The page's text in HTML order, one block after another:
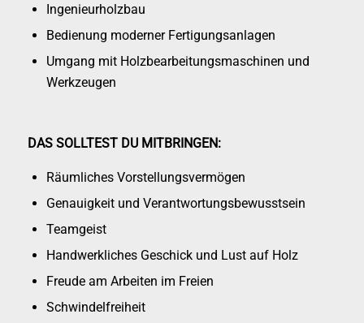
Ingenieurholzbau
Bedienung moderner Fertigungsanlagen
Umgang mit Holzbearbeitungsmaschinen und
Werkzeugen
DAS SOLLTEST DU MITBRINGEN:
Räumliches Vorstellungsvermögen
Genauigkeit und Verantwortungsbewusstsein
Teamgeist
Handwerkliches Geschick und Lust auf Holz
Freude am Arbeiten im Freien
Schwindelfreiheit